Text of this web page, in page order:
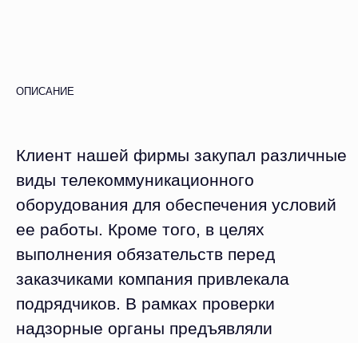
ОПИСАНИЕ
Клиент нашей фирмы закупал различные
виды телекоммуникационного
оборудования для обеспечения условий
ее работы. Кроме того, в целях
выполнения обязательств перед
заказчиками компания привлекала
подрядчиков. В рамках проверки
надзорные органы предъявляли